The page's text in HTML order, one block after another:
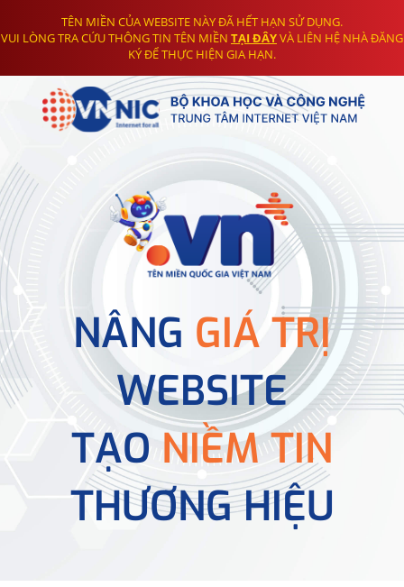
TÊN MIỀN CỦA WEBSITE NÀY ĐÃ HẾT HẠN SỬ DỤNG.
VUI LÒNG TRA CỨU THÔNG TIN TÊN MIỀN TẠI ĐÂYVÀ LIÊN HỆ NHÀ ĐĂNG
KÝ ĐỂ THỰC HIỆN GIA HẠN.
NÂNG GIÁ TRỊ
WEBSITE
TẠONIỀM TIN
THƯƠNG HIỆU